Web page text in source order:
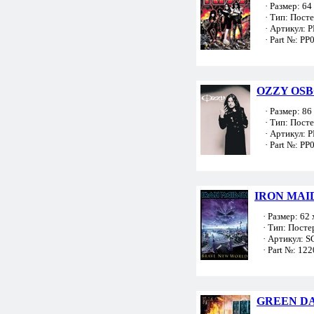
· Размер: 64
· Тип:
· Артикул:
· Part №:
OZZY
· Размер: 86
· Тип:
· Артикул:
· Part №:
IRON
· Размер: 62
· Тип:
· Артикул:
· Part №:
GREEN